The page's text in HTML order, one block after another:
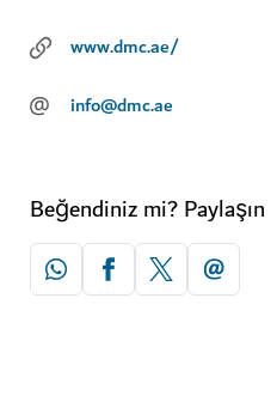
www.dmc.ae/
@ info@dmc.ae
Beğendiniz mi? Paylaşın